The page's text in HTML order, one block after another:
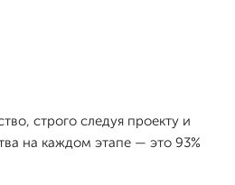
строго следуя проекту и
на каждом этапе — это 93%